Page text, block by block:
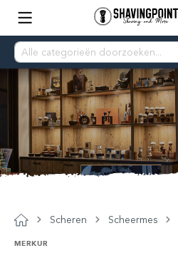
Scheren Scheermes
MERKUR